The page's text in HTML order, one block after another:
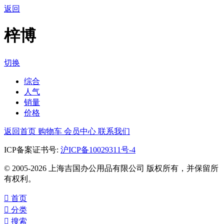
返回
梓博
切换
综合
人气
销量
价格
返回首页 购物车 会员中心 联系我们
ICP备案证书号: 沪ICP备10029311号-4
© 2005-2026 上海吉国办公用品有限公司 版权所有，并保留所
有权利。
 首页
 分类
 搜索